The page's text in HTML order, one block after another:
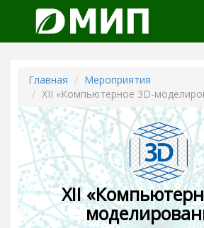
Главная
Мероприятия
XII «Компьютерное 3D-
XII